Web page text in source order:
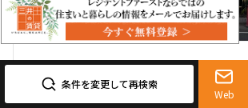
条件を変更して再検索
Web
0120-321-719
9:30~18:00（水曜定休）
三井の賃貸 ペット可 フリーレント